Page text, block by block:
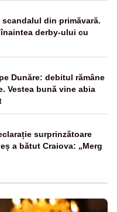
din primăvară.
derby-ului cu
Dunăre: debitul rămâne
Vestea bună vine abia
surprinzătoare
a bătut Craiova: „Merg